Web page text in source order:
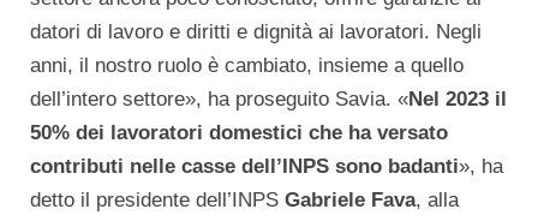
datori di lavoro e diritti e dignità ai lavoratori. Negli
anni, il nostro ruolo è cambiato, insieme a quello
dell’intero settore», ha proseguito Savia. «Nel 2023 il
50% dei lavoratori domestici che ha versato
contributi nelle casse dell’INPS sono badanti», ha
detto il presidente dell’INPS Gabriele Fava, alla